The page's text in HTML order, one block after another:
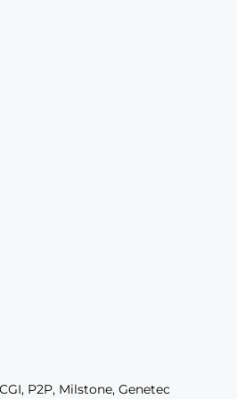
P2P, Milstone, Genetec